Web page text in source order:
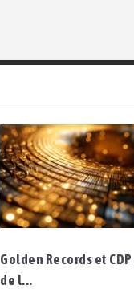
Golden Records et CDP
de l...